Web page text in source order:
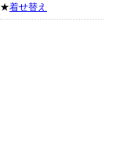
★着せ替え